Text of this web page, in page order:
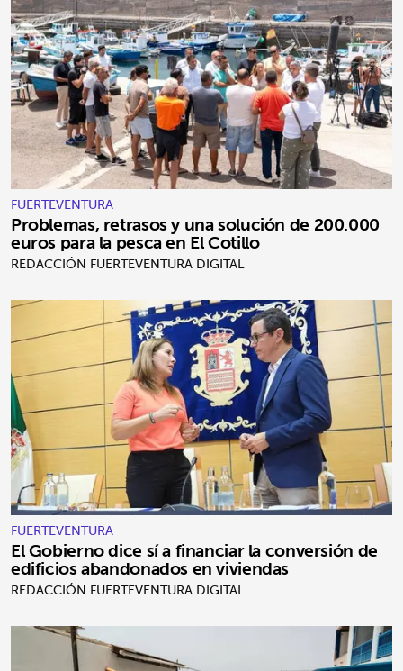
FUERTEVENTURA
Problemas, retrasos y una solución de 200.000
euros para la pesca en El Cotillo
REDACCIÓN FUERTEVENTURA DIGITAL
FUERTEVENTURA
El Gobierno dice sí a financiar la conversión de
edificios abandonados en viviendas
REDACCIÓN FUERTEVENTURA DIGITAL